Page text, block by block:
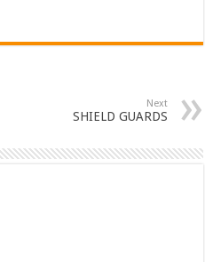
Next
SHIELD GUARDS